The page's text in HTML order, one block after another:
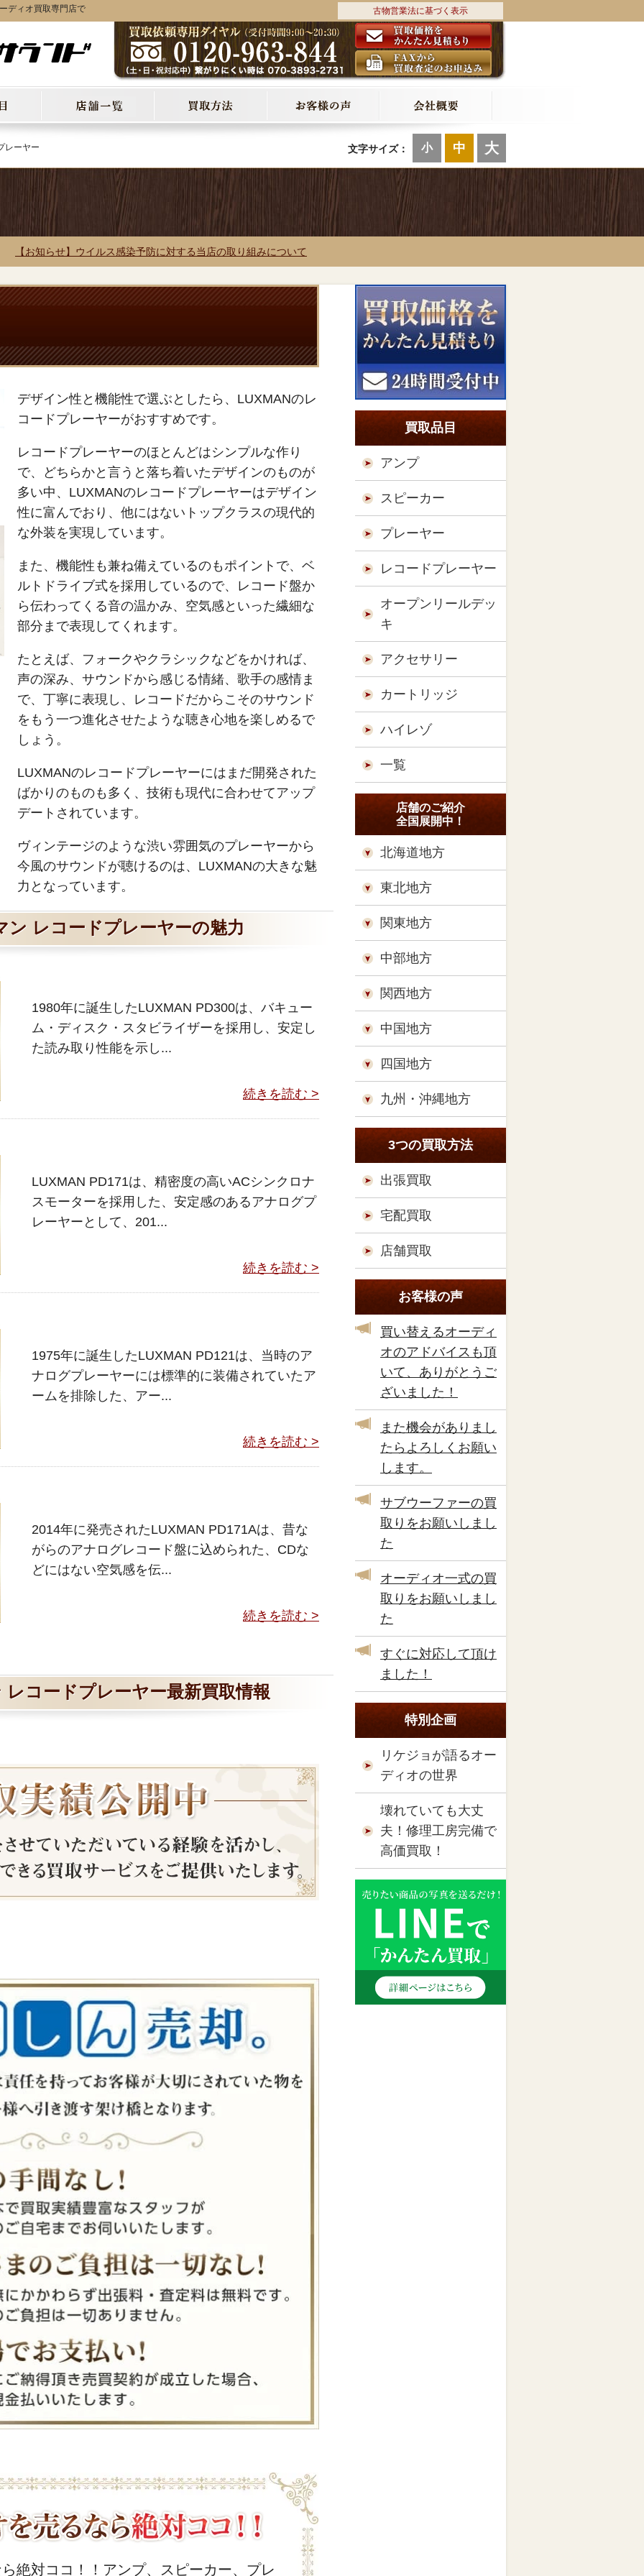
ディオ買取専門店で 古物営業法に基づく表示
文字サイズ： 小 中 大
レーヤー
【お知らせ】ウイルス感染予防に対する当店の取り組みについて
デザイン性と機能性で選ぶとしたら、LUXMANのレ
コードプレーヤーがおすすめです。
レコードプレーヤーのほとんどはシンプルな作り
で、どちらかと言うと落ち着いたデザインのものが
多い中、LUXMANのレコードプレーヤーはデザイン
性に富んでおり、他にはないトップクラスの現代的
な外装を実現しています。
また、機能性も兼ね備えているのもポイントで、ベ
ルトドライブ式を採用しているので、レコード盤か
ら伝わってくる音の温かみ、空気感といった繊細な
部分まで表現してくれます。
たとえば、フォークやクラシックなどをかければ、
声の深み、サウンドから感じる情緒、歌手の感情ま
で、丁寧に表現し、レコードだからこそのサウンド
をもう一つ進化させたような聴き心地を楽しめるで
しょう。
LUXMANのレコードプレーヤーにはまだ開発された
ばかりのものも多く、技術も現代に合わせてアップ
デートされています。
ヴィンテージのような渋い雰囲気のプレーヤーから
今風のサウンドが聴けるのは、LUXMANの大きな魅
力となっています。
ン レコードプレーヤーの魅力
1980年に誕生したLUXMAN PD300は、バキュー
ム・ディスク・スタビライザーを採用し、安定し
た読み取り性能を示し...
続きを読む >
LUXMAN PD171は、精密度の高いACシンクロナ
スモーターを採用した、安定感のあるアナログプ
レーヤーとして、201...
続きを読む >
1975年に誕生したLUXMAN PD121は、当時のア
ナログプレーヤーには標準的に装備されていたア
ームを排除した、アー...
続きを読む >
2014年に発売されたLUXMAN PD171Aは、昔な
がらのアナログレコード盤に込められた、CDな
どにはない空気感を伝...
続きを読む >
コードプレーヤー最新買取情報
絶対ココ！！アンプ、スピーカー、プレ
買取品目
アンプ
スピーカー
プレーヤー
レコードプレーヤー
オープンリールデッ
キ
アクセサリー
カートリッジ
ハイレゾ
一覧
店舗のご紹介
全国展開中！
北海道地方
東北地方
関東地方
中部地方
関西地方
中国地方
四国地方
九州・沖縄地方
3つの買取方法
出張買取
宅配買取
店舗買取
お客様の声
買い替えるオーディ
オのアドバイスも頂
いて、ありがとうご
ざいました！
また機会がありまし
たらよろしくお願い
します。
サブウーファーの買
取りをお願いしまし
た
オーディオ一式の買
取りをお願いしまし
た
すぐに対応して頂け
ました！
特別企画
リケジョが語るオー
ディオの世界
壊れていても大丈
夫！修理工房完備で
高価買取！